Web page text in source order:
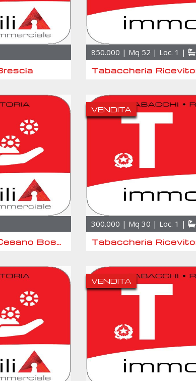
850.000 | Mq 52 | Loc. 1 |
Tabaccheria
Tabaccheria Ricevitoria - Cesano Boscone
VENDITA
300.000 | Mq 30 | Loc. 1 |
VENDITA